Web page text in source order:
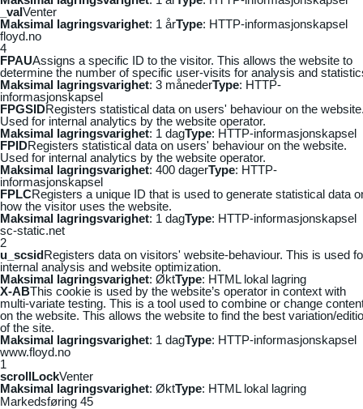
_vaIVenter
Maksimal lagringsvarighet: 1 årType: HTTP-informasjonskapsel
floyd.no
4
FPAUAssigns a specific ID to the visitor. This allows the website to
determine the number of specific user-visits for analysis and
Maksimal lagringsvarighet: 3 månederType: HTTP-
informasjonskapsel
FPGSIDRegisters statistical data on users' behaviour on the
Used for internal analytics by the website operator.
Maksimal lagringsvarighet: 1 dagType: HTTP-informasjonskapsel
FPIDRegisters statistical data on users' behaviour on the website.
Used for internal analytics by the website operator.
Maksimal lagringsvarighet: 400 dagerType: HTTP-
informasjonskapsel
FPLCRegisters a unique ID that is used to generate statistical data
how the visitor uses the website.
Maksimal lagringsvarighet: 1 dagType: HTTP-informasjonskapsel
sc-static.net
2
u_scsidRegisters data on visitors' website-behaviour. This is used
internal analysis and website optimization.
Maksimal lagringsvarighet: ØktType: HTML lokal lagring
X-ABThis cookie is used by the website’s operator in context with
multi-variate testing. This is a tool used to combine or change
on the website. This allows the website to find the best variation/
of the site.
Maksimal lagringsvarighet: 1 dagType: HTTP-informasjonskapsel
www.floyd.no
1
scrollLockVenter
Maksimal lagringsvarighet: ØktType: HTML lokal lagring
Markedsføring 45